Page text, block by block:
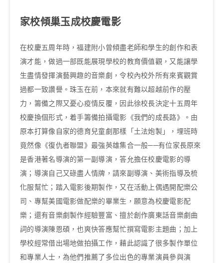
家校傾巢玉成校慶電影
在校慶五周年時，福建附小曾傾盡老師和學生的創作和表
演才能，做過一部既能展現學校的教育價值觀，又能讓學
生盡情發揮演藝興趣的音樂劇，令校內校外所有來賓觀賞
過都一致讚譽。珠玉在前，本來就有難以超越前作的壓
力，籌備之際又憂心疫情反覆，因此徐校長決定十五周年
校慶換個形式，着手籌備拍攝電影《我們的成長路》。由
原本打算像自家的德育兒童劇那樣「土法炮製」，埋班時
竟然像《復仇者聯盟》最強英雄集合一般──有位家長原來
是香港著名導演的第一副導演，答允擔任校慶電影的導
演；導演自己又碌盡人情牌，請來副導演、美術指導及梳
化服幫忙；踏入電影後期製作，又在活動上偶遇開配樂公
司、專幫美國電影做配樂的畢業生，願意為校慶電影配
樂；還有音樂劇製作經驗豐富、擅於創作廣東話音樂劇曲
詞的導演陳恩碩，也爽快答應幫忙撰寫電影主題曲；加上
學校經常借出場地做拍攝工作，藉此認識了很多製作單位
和專業人士，為他們推薦了多位出色的專業演員參與演